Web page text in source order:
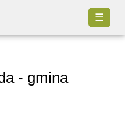
☰
- gmina